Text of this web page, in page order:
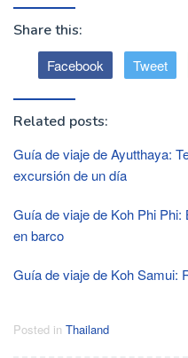
Share this:
Facebook Tweet
Related posts:
Guía de viaje de Ayutthaya:
excursión de un día
Guía de viaje de Koh Phi
en barco
Guía de viaje de Koh Samui:
Posted in Thailand